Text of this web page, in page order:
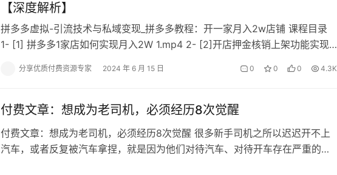
【深度解析】
拼多多虚拟-引流技术与私域变现_拼多多教程：开一家月入2w店铺 课程目录
1- [1] 拼多多1家店如何实现月入2W 1.mp4 2- [2]开店押金核销上架功能实现
分享优质付费资源专家 2024 年 6 月 15 日 0 0 0 4.3K
付费文章：想成为老司机，必须经历8次觉醒
付费文章：想成为老司机，必须经历8次觉醒 很多新手司机之所以迟迟开不上
汽车，或者反复被汽车拿捏，就是因为他们对待汽车、对待开车存在严重的误